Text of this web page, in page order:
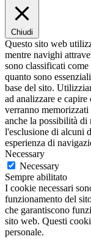
Chiudi
Questo sito web
mentre navighi
sono classificati
quanto sono
base del sito.
ad analizzare e
verranno
anche la possibilità di
l'esclusione di alcuni
esperienza di
Necessary
Necessary
Sempre abilitato
I cookie necessari
funzionamento del
che garantiscono
sito web. Questi
personale.